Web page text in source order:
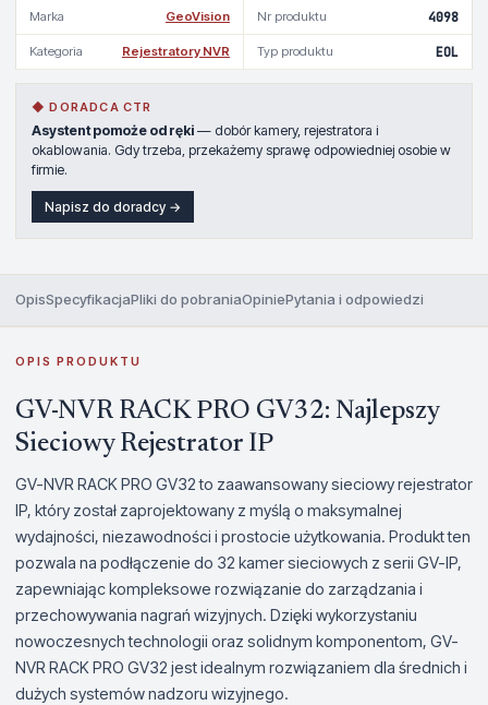
Marka GeoVision Nr produktu 4098
Kategoria Rejestratory NVR Typ produktu EOL
◆ DORADCA CTR
Asystent pomoże od ręki — dobór kamery, rejestratora i
okablowania. Gdy trzeba, przekażemy sprawę odpowiedniej osobie w
firmie.
Napisz do doradcy →
OpisSpecyfikacjaPliki do pobraniaOpiniePytania i odpowiedzi
OPIS PRODUKTU
GV-NVR RACK PRO GV32: Najlepszy
Sieciowy Rejestrator IP
GV-NVR RACK PRO GV32 to zaawansowany sieciowy rejestrator
IP, który został zaprojektowany z myślą o maksymalnej
wydajności, niezawodności i prostocie użytkowania. Produkt ten
pozwala na podłączenie do 32 kamer sieciowych z serii GV-IP,
zapewniając kompleksowe rozwiązanie do zarządzania i
przechowywania nagrań wizyjnych. Dzięki wykorzystaniu
nowoczesnych technologii oraz solidnym komponentom, GV-
NVR RACK PRO GV32 jest idealnym rozwiązaniem dla średnich i
dużych systemów nadzoru wizyjnego.